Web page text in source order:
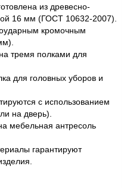
из древесно-
16 мм (ГОСТ 10632-2007).
кромочным
тремя полками для
для головных уборов и
с использованием
на дверь).
мебельная антресоль
гарантируют